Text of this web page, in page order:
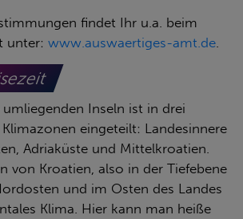
findet Ihr u.a. beim
unter: www.auswaertiges-amt.de
Inseln ist in drei
eingeteilt: Landesinnere
Adriaküste und Mittelkroatien.
von Kroatien, also in der Tiefebene
und im Osten des Landes
Klima. Hier kann man heiße